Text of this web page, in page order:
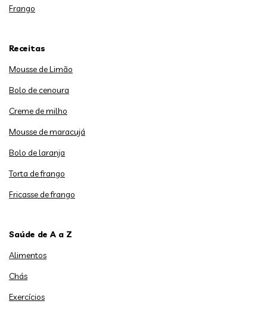
Frango
Receitas
Mousse de Limão
Bolo de cenoura
Creme de milho
Mousse de maracujá
Bolo de laranja
Torta de frango
Fricasse de frango
Saúde de A a Z
Alimentos
Chás
Exercícios